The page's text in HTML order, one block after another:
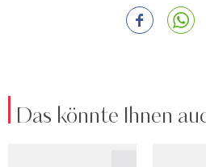
Das könnte Ihnen